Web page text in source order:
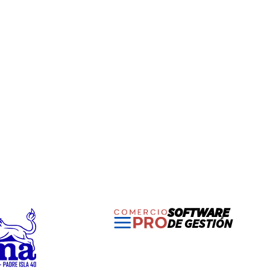
SOFTWARE
DE GESTIÓN